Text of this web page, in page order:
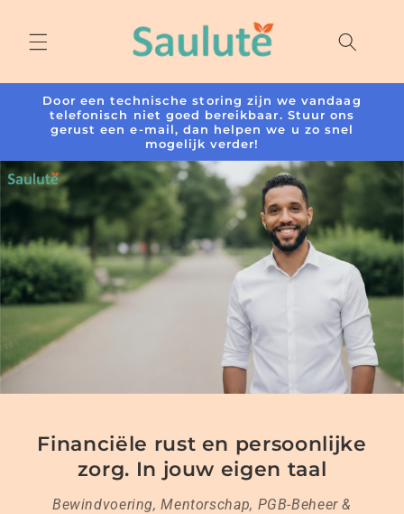
content
Door een technische storing zijn we vandaag
telefonisch niet goed bereikbaar. Stuur ons
gerust een e-mail, dan helpen we u zo snel
mogelijk verder!
Financiële rust en persoonlijke
zorg. In jouw eigen taal
Bewindvoering, Mentorschap, PGB-Beheer &